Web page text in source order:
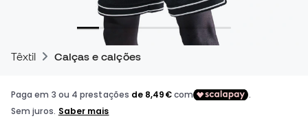
Têxtil Calças e calções